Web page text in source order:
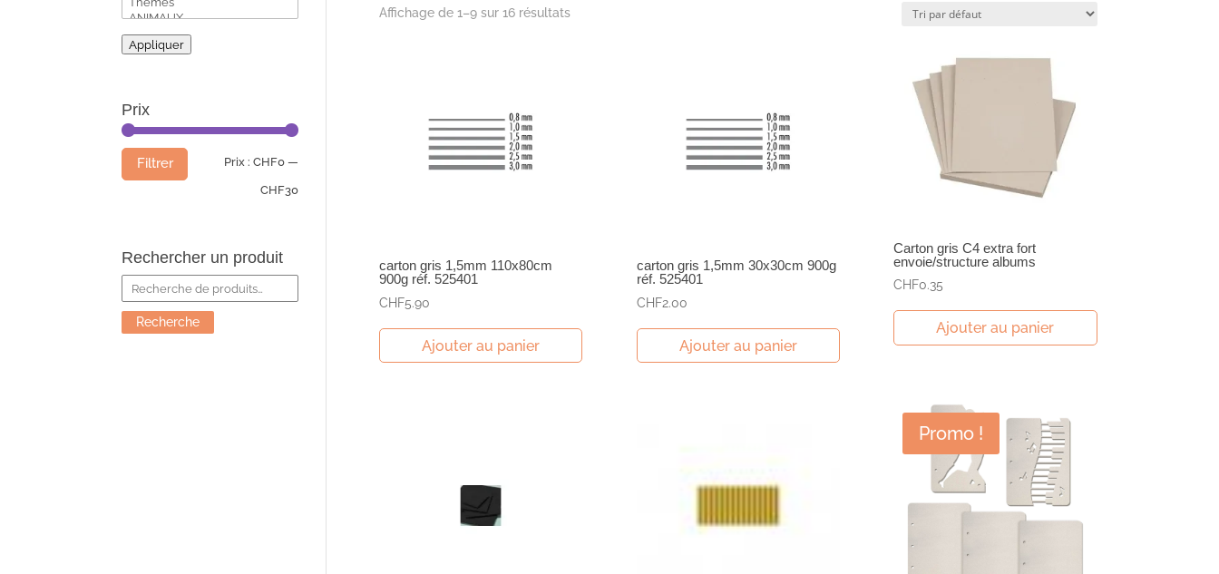
Affichage de 1–9 sur 16 résultats
carton gris 1,5mm 110x80cm
900g réf. 525401
CHF5.90
Ajouter au panier
carton gris 1,5mm 30x30cm 900g
réf. 525401
CHF2.00
Ajouter au panier
Carton gris C4 extra fort
envoie/structure albums
CHF0.35
Ajouter au panier
Promo !
Appliquer
Prix
Prix
min
Prix
max
Filtrer Prix : CHF0—
CHF30
Rechercher un produit
Recherche
pour :
Recherche